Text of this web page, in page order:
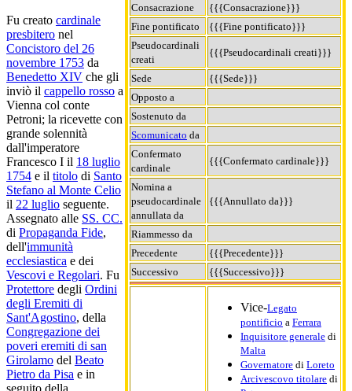
Consacrazione
{{{Consacrazione}}}
Fine pontificato
{{{Fine pontificato}}}
Pseudocardinali
creati
{{{Pseudocardinali creati}}}
Sede
{{{Sede}}}
Opposto a
Sostenuto da
Scomunicato da
Confermato
cardinale
{{{Confermato cardinale}}}
Nomina a
pseudocardinale
annullata da
{{{Annullato da}}}
Riammesso da
Precedente
{{{Precedente}}}
Successivo
{{{Successivo}}}
Vice-Legato
pontificio a Ferrara
Inquisitore generale di
Malta
Governatore di Loreto
Arcivescovo titolare di
Fu creato cardinale
presbitero nel
Concistoro del 26
novembre 1753 da
Benedetto XIV che gli
inviò il cappello rosso a
Vienna col conte
Petroni; la ricevette con
grande solennità
dall'imperatore
Francesco I il 18 luglio
1754 e il titolo di Santo
Stefano al Monte Celio
il 22 luglio seguente.
Assegnato alle SS. CC.
di Propaganda Fide,
dell'immunità
ecclesiastica e dei
Vescovi e Regolari. Fu
Protettore degli Ordini
degli Eremiti di
Sant'Agostino, della
Congregazione dei
poveri eremiti di san
Girolamo del Beato
Pietro da Pisa e in
seguito della